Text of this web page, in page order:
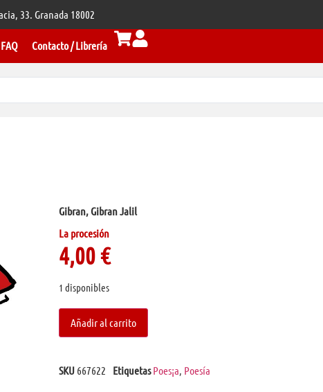
33. Granada 18002
Contacto / Librería
Gibran, Gibran Jalil
La procesión
4,00€
1 disponibles
Añadir al carrito
SKU 667622 Etiquetas Poes¡a, Poesía